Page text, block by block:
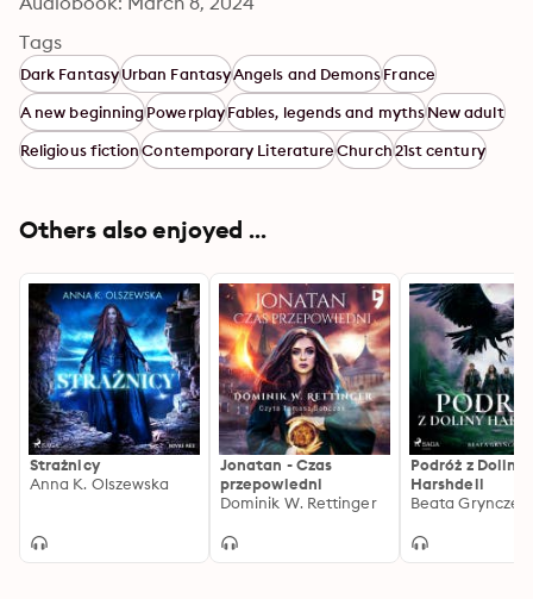
Tags
Dark FantasyUrban FantasyAngels and DemonsFrance
A new beginningPowerplayFables, legends and mythsNew adult
Religious fictionContemporary LiteratureChurch21st century
Others also enjoyed ...
Strażnicy
Anna K. Olszewska
Jonatan - Czas
przepowiedni
Dominik W. Rettinger
Podróż z Doliny
Harshdell
Beata Grynczel